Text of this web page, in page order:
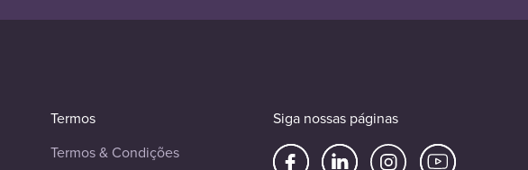
Termos
Termos & Condições
Siga nossas páginas